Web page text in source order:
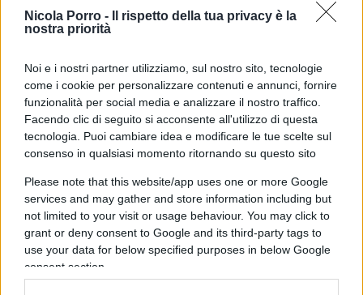
Nicola Porro -
Il rispetto della tua privacy è la
nostra priorità
Noi e i nostri partner utilizziamo, sul nostro sito, tecnologie
come i cookie per personalizzare contenuti e annunci, fornire
funzionalità per social media e analizzare il nostro traffico.
Facendo clic di seguito si acconsente all'utilizzo di questa
tecnologia. Puoi cambiare idea e modificare le tue scelte sul
consenso in qualsiasi momento ritornando su questo sito
Please note that this website/app uses one or more Google
services and may gather and store information including but
not limited to your visit or usage behaviour. You may click to
grant or deny consent to Google and its third-party tags to
use your data for below specified purposes in below Google
consent section.
Cosa gli avrei detto? Non lo so. Forse all’inizio
avrei pianto, come di fronte a quelle emozioni che
non sai spiegarti, ma che ti spezzano dentro. Avrei
pianto come piango oggi, probabilmente. E poi gli
avrei detto grazie. Perchéti voglio bene ho fatto
in tempo a dirglielo, per telefono, tanti anni
.
Quindi grazie. Grazie per aver permesso a tante
persone care andate, di continuare a vivere nelle
sue canzoni. Grazie perché conAutogrillmi
tornavano in mente i viaggi con la 127 da
Bergamo a Lamezia. O perché ascoltandoLettera